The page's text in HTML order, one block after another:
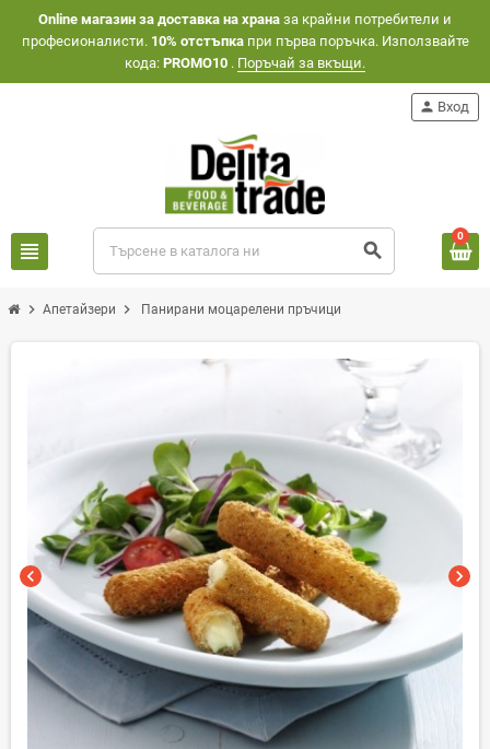
Оnline магазин за доставка на храна за крайни потребители и
професионалисти. 10% отстъпкапри първа поръчка. Използвайте
кода: PROMO10 . Поръчай за вкъщи.
view_headline search
person Вход
0
chevron_right Апетайзери chevron_right Панирани моцарелени пръчици
chevron_left chevron_right